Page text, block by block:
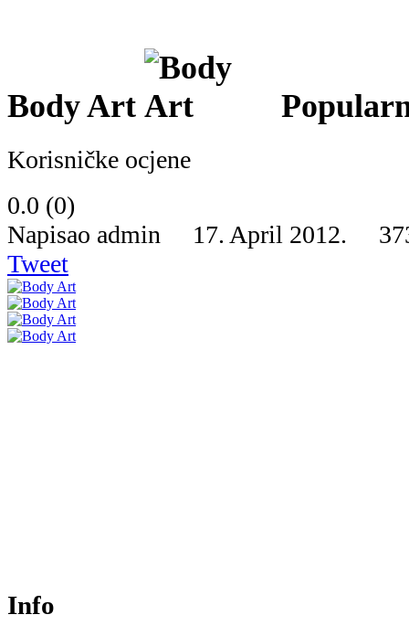
Body Art
Korisničke ocjene
0.0 (0)
Napisao admin 17. April 2012.
Tweet
Info